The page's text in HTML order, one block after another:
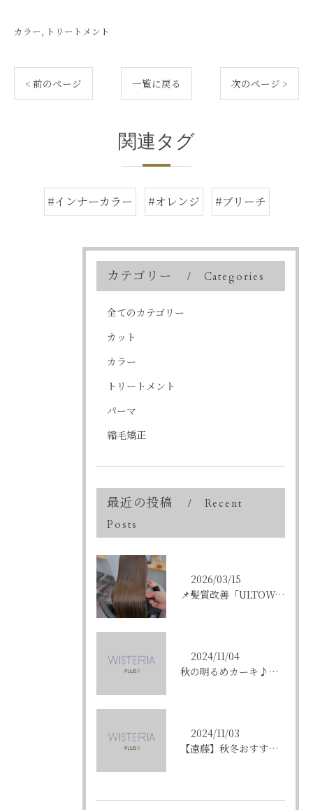
カラー トリートメント
< 前のページ 一覧に戻る 次のページ >
関連タグ
#インナーカラー #オレンジ #ブリーチ
カテゴリー Categories
全てのカテゴリー
カット
カラー
トリートメント
パーマ
縮毛矯正
最近の投稿
Recent
Posts
2026/03/15
📌髪質改善「ULTOWAトリートメント」はこんな方にオススメ...
2024/11/04
秋の明るめカーキ♪〈ikumi〉
2024/11/03
【遠藤】秋冬おすすめの艶カラー「ショコラブラウン」